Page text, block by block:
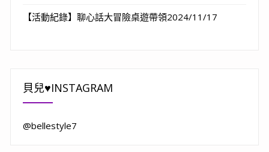
【活動紀錄】聊心話大冒險桌遊帶領2024/11/17
貝兒♥INSTAGRAM
@bellestyle7